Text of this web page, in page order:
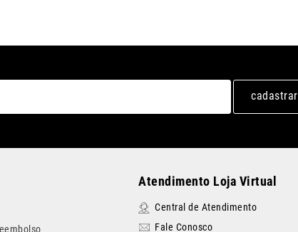
cadastrar
Atendimento Loja Virtual
Central de Atendimento
Fale Conosco